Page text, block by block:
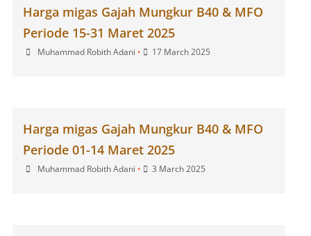
Harga migas Gajah Mungkur B40 & MFO
Periode 15-31 Maret 2025
Muhammad Robith Adani • 17 March 2025
Harga migas Gajah Mungkur B40 & MFO
Periode 01-14 Maret 2025
Muhammad Robith Adani • 3 March 2025